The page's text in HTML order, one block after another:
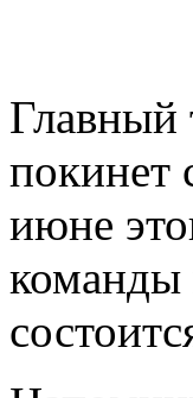
покинет
июне
команды